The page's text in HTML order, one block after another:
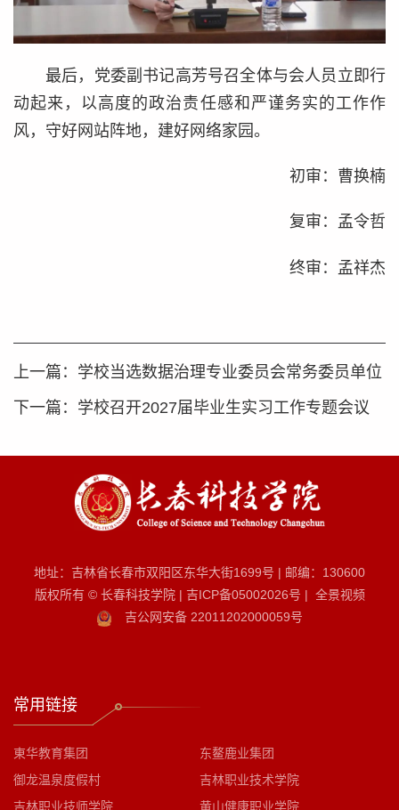
最后，党委副书记高芳号召全体与会人员立即行
动起来，以高度的政治责任感和严谨务实的工作作
风，守好网站阵地，建好网络家园。
初审：曹换楠
复审：孟令哲
终审：孟祥杰
上一篇： 学校当选数据治理专业委员会常务委员单位
下一篇： 学校召开2027届毕业生实习工作专题会议
地址：吉林省长春市双阳区东华大街1699号 | 邮编：130600
版权所有 © 长春科技学院 | 吉ICP备05002026号 | 全景视频
吉公网安备 22011202000059号
常用链接
東华教育集团
东鳌鹿业集团
御龙温泉度假村
吉林职业技术学院
吉林职业技师学院
黄山健康职业学院